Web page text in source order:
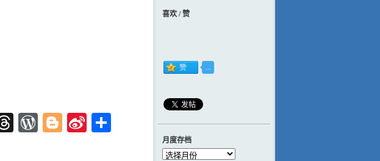
Threads
WordPress
Blogger
Sina
喜欢 / 赞
月度存档
月